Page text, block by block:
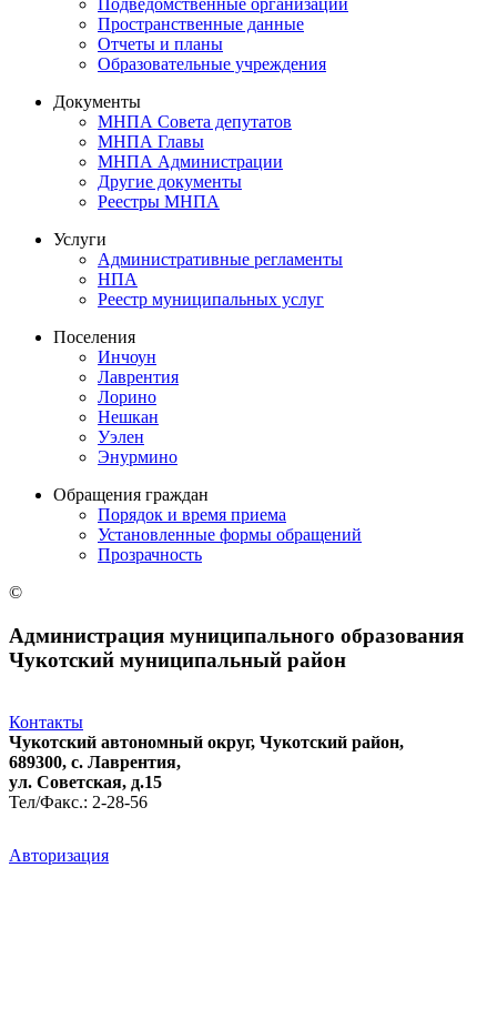
Пространственные данные
Отчеты и планы
Образовательные учреждения
Документы
МНПА Совета депутатов
МНПА Главы
МНПА Администрации
Другие документы
Реестры МНПА
Услуги
Административные регламенты
НПА
Реестр муниципальных услуг
Поселения
Инчоун
Лаврентия
Лорино
Нешкан
Уэлен
Энурмино
Обращения граждан
Порядок и время приема
Установленные формы обращений
Прозрачность
©
Администрация муниципального образования
Чукотский муниципальный район
Контакты
Чукотский автономный округ, Чукотский район,
689300, с. Лаврентия,
ул. Советская, д.15
Тел/Факс.: 2-28-56
Авторизация